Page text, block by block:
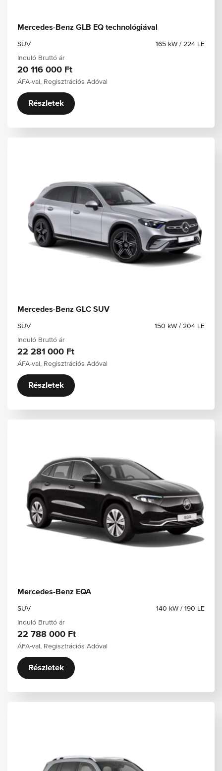
Mercedes-Benz GLB EQ technológiával
SUV
165 kW / 224 LE
Induló Bruttó ár
20 116 000 Ft
ÁFA-val, Regisztrációs Adóval
Részletek
Mercedes-Benz GLC SUV
SUV
150 kW / 204 LE
Induló Bruttó ár
22 281 000 Ft
ÁFA-val, Regisztrációs Adóval
Részletek
Mercedes-Benz EQA
SUV
140 kW / 190 LE
Induló Bruttó ár
22 788 000 Ft
ÁFA-val, Regisztrációs Adóval
Részletek